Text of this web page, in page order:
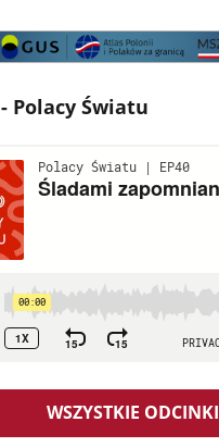
Polacy Światu
WSZYSTKIE ODCINKI